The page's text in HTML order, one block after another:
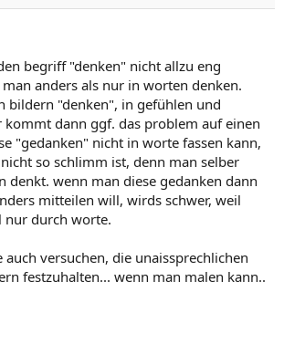
begriff "denken" nicht allzu eng
anders als nur in worten denken.
bildern "denken", in gefühlen und
kommt dann ggf. das problem auf einen
"gedanken" nicht in worte fassen kann,
so schlimm ist, denn man selber
denkt. wenn man diese gedanken dann
mitteilen will, wirds schwer, weil
nur durch worte.
auch versuchen, die unaissprechlichen
festzuhalten... wenn man malen kann..